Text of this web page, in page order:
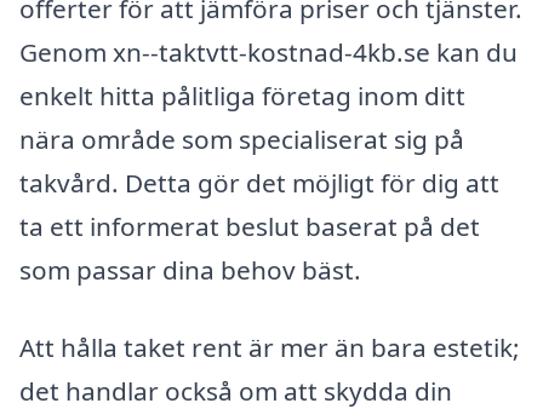
offerter för att jämföra priser och tjänster.
Genom xn--taktvtt-kostnad-4kb.se kan du
enkelt hitta pålitliga företag inom ditt
nära område som specialiserat sig på
takvård. Detta gör det möjligt för dig att
ta ett informerat beslut baserat på det
som passar dina behov bäst.
Att hålla taket rent är mer än bara estetik;
det handlar också om att skydda din